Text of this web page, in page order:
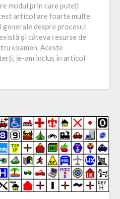
modul prin care puteți
articol are foarte multe
despre procesul
și câteva resurse de
examen. Aceste
le-am inclus în articol